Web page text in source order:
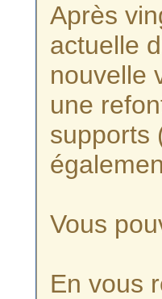
Après
actuelle
nouvelle
une
supports
Vous
En vous